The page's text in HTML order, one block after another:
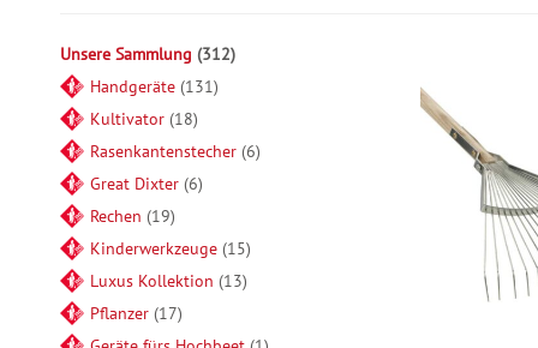
Unsere Sammlung 312
Handgeräte 131
Kultivator 18
Rasenkantenstecher 6
Great Dixter 6
Rechen 19
Kinderwerkzeuge 15
Luxus Kollektion 13
Pflanzer 17